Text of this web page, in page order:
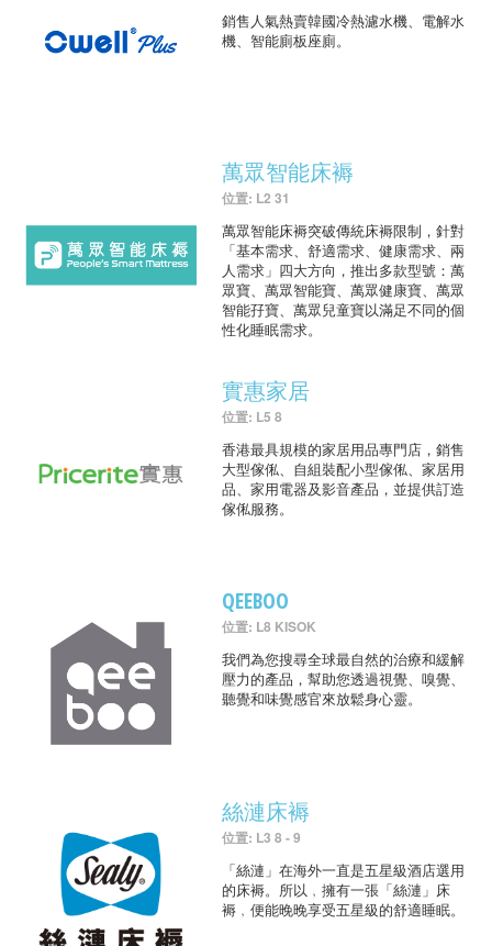
銷售人氣熱賣韓國冷熱濾水機、電解水
機、智能廁板座廁。
萬眾智能床褥
位置: L2 31
萬眾智能床褥突破傳統床褥限制，針對
「基本需求、舒適需求、健康需求、兩
人需求」四大方向，推出多款型號：萬
眾寶、萬眾智能寶、萬眾健康寶、萬眾
智能孖寶、萬眾兒童寶以滿足不同的個
性化睡眠需求。
實惠家居
位置: L5 8
香港最具規模的家居用品專門店，銷售
大型傢俬、自組裝配小型傢俬、家居用
品、家用電器及影音產品，並提供訂造
傢俬服務。
QEEBOO
位置: L8 KISOK
我們為您搜尋全球最自然的治療和緩解
壓力的產品，幫助您透過視覺、嗅覺、
聽覺和味覺感官來放鬆身心靈。
絲漣床褥
位置: L3 8 - 9
「絲漣」在海外一直是五星級酒店選用
的床褥。所以﹐擁有一張「絲漣」床
褥﹐便能晚晚享受五星級的舒適睡眠。